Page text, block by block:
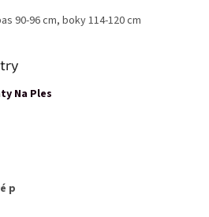
90-96 cm, boky 114-120 cm
Na Ples
p